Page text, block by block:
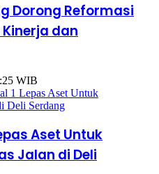
Dorong Reformasi
dan
WIB
Aset Untuk
Jalan di Deli